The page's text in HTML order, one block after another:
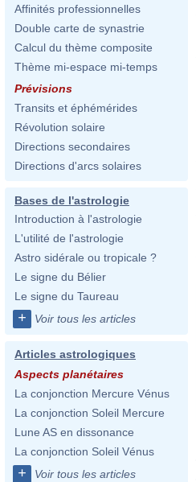
Affinités professionnelles
Double carte de synastrie
Calcul du thème composite
Thème mi-espace mi-temps
Prévisions
Transits et éphémérides
Révolution solaire
Directions secondaires
Directions d'arcs solaires
Bases de l'astrologie
Introduction à l'astrologie
L'utilité de l'astrologie
Astro sidérale ou tropicale ?
Le signe du Bélier
Le signe du Taureau
+ Voir tous les articles
Articles astrologiques
Aspects planétaires
La conjonction Mercure Vénus
La conjonction Soleil Mercure
Lune AS en dissonance
La conjonction Soleil Vénus
+ Voir tous les articles